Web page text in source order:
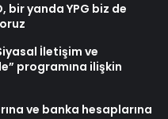
bir yanda YPG biz de
İletişim ve
programına ilişkin
ve banka hesaplarına